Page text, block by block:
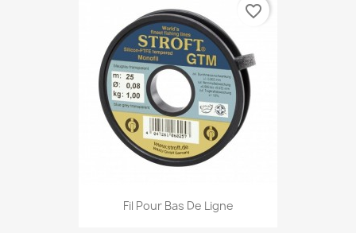
Fil Pour Bas De Ligne
favorite_border